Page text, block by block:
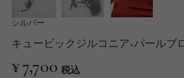
シルバー
キュービックジルコニア×パールブ
¥7,700 税込